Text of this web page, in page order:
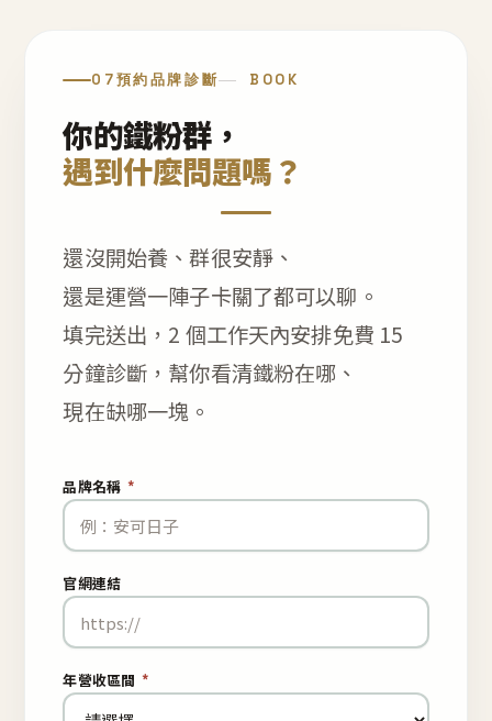
07預約品牌診斷 BOOK
你的鐵粉群，
遇到什麼問題嗎？
還沒開始養、群很安靜、
還是運營一陣子卡關了都可以聊。
填完送出，2 個工作天內安排免費 15
分鐘診斷，幫你看清鐵粉在哪、
現在缺哪一塊。
品牌名稱 *
官網連結
年營收區間 *